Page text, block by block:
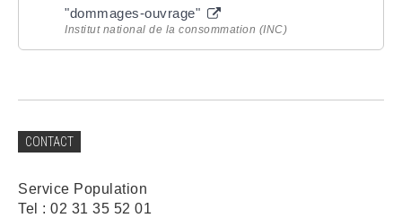
"dommages-ouvrage"
Institut national de la consommation (INC)
CONTACT
Service Population
Tel : 02 31 35 52 01